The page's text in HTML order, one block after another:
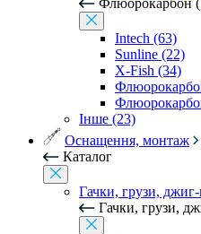
Флюорокарбон
Intech (63)
Sunline (22)
X-Fish (34)
Інше (23)
Оснащення, монтаж
Каталог
Гачки, грузи,
Гачки, грузи,